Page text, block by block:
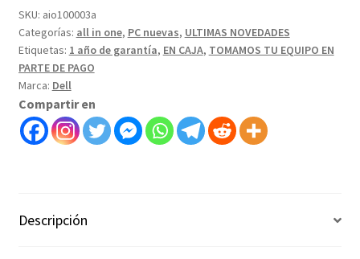
SKU: aio100003a
Categorías: all in one, PC nuevas, ULTIMAS NOVEDADES
Etiquetas: 1 año de garantía, EN CAJA, TOMAMOS TU EQUIPO EN
PARTE DE PAGO
Marca: Dell
Compartir en
Descripción